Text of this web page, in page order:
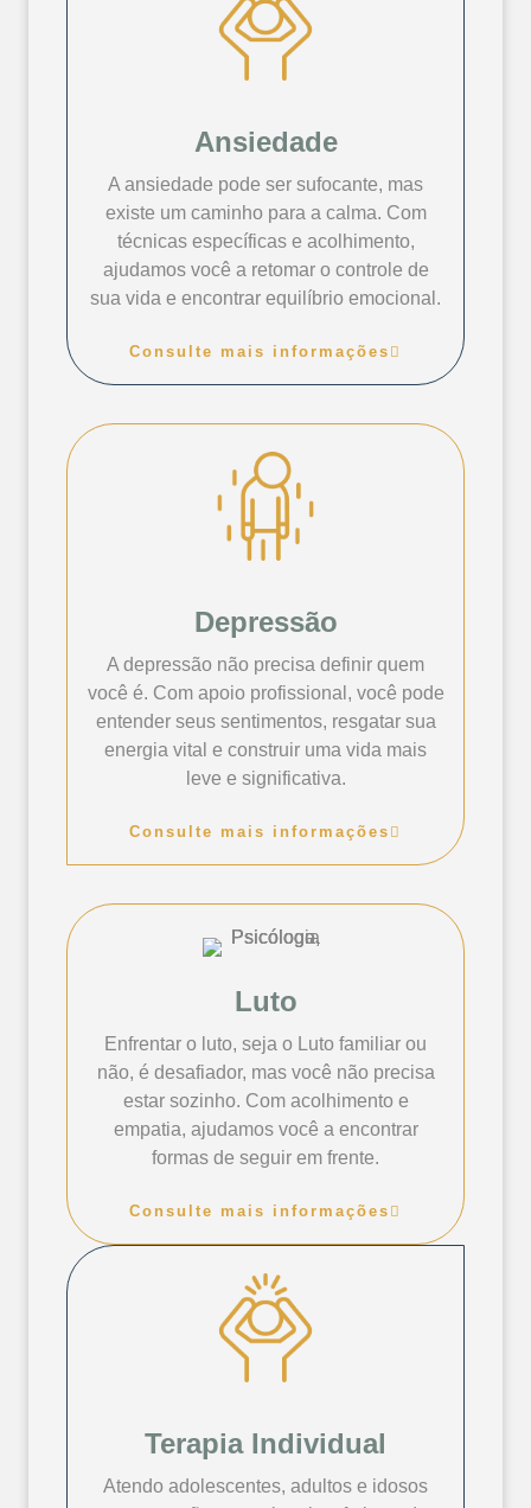
Ansiedade
A ansiedade pode ser sufocante, mas
existe um caminho para a calma. Com
técnicas específicas e acolhimento,
ajudamos você a retomar o controle de
sua vida e encontrar equilíbrio emocional.
Consulte mais informações
Depressão
A depressão não precisa definir quem
você é. Com apoio profissional, você pode
entender seus sentimentos, resgatar sua
energia vital e construir uma vida mais
leve e significativa.
Consulte mais informações
Luto
Enfrentar o luto, seja o Luto familiar ou
não, é desafiador, mas você não precisa
estar sozinho. Com acolhimento e
empatia, ajudamos você a encontrar
formas de seguir em frente.
Consulte mais informações
Terapia Individual
Atendo adolescentes, adultos e idosos